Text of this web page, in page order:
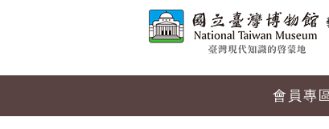
會員專